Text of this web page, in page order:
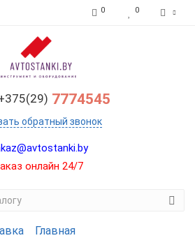
0 0
7774545
обратный звонок
онлайн 24/7
Главная